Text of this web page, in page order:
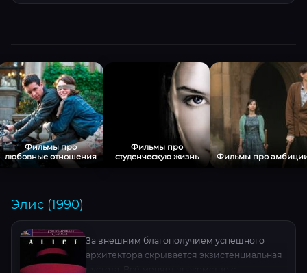
Фильмы про
любовные отношения
Фильмы про
студенческую жизнь
Фильмы про
Элис (1990)
За внешним благополучием успешного
архитектора скрывается экзистенциальная